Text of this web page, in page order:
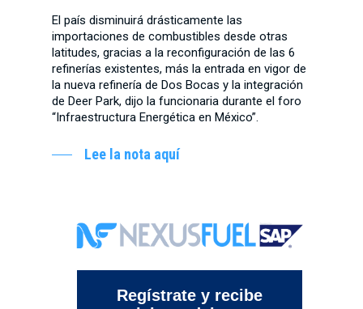
El país disminuirá drásticamente las
importaciones de combustibles desde otras
latitudes, gracias a la reconfiguración de las 6
refinerías existentes, más la entrada en vigor de
la nueva refinería de Dos Bocas y la integración
de Deer Park, dijo la funcionaria durante el foro
“Infraestructura Energética en México”.
Lee la nota aquí